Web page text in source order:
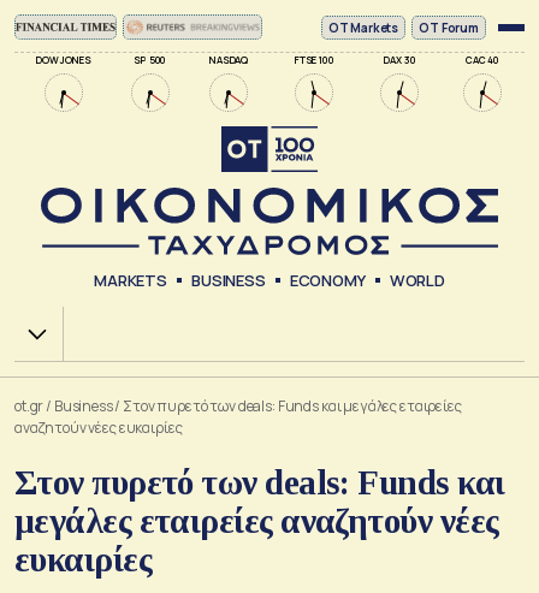
DOW JONES SP 500 NASDAQ FTSE 100 DAX 30 CAC 40
ΟΤ Markets OT Forum
MARKETS BUSINESS ECONOMY WORLD
Χ.Α.
ot.gr/ Business/ Στον πυρετό των deals: Funds και μεγάλες εταιρείες
αναζητούν νέες ευκαιρίες
Στον πυρετό των deals: Funds και
μεγάλες εταιρείες αναζητούν νέες
ευκαιρίες